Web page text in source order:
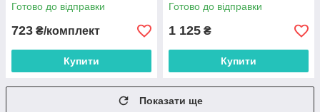
серветка 40×40 см)
Готово до відправки
723 ₴/комплект
Купити
Готово до відправки
1 125 ₴
Купити
Показати ще